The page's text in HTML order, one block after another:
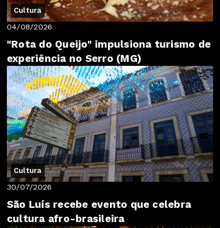
Cultura
04/08/2026
"Rota do Queijo" impulsiona turismo de
experiência no Serro (MG)
Cultura
30/07/2026
São Luís recebe evento que celebra
cultura afro-brasileira